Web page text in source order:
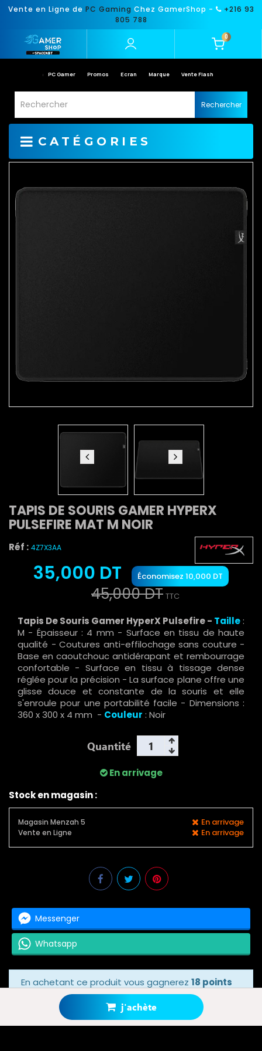
Vente en Ligne de PC Gaming Chez GamerShop -
+216 93
805 788
0
PC Gamer Promos Ecran Marque Vente Flash
Rechercher
CATÉGORIES
TAPIS DE SOURIS GAMER HYPERX
PULSEFIRE MAT M NOIR
Réf : 4Z7X3AA
35,000 DT Économisez 10,000 DT
45,000 DT TTC
Tapis De Souris Gamer HyperX Pulsefire - Taille:
M - Épaisseur : 4 mm - Surface en tissu de haute
qualité - Coutures anti-effilochage sans couture -
Base en caoutchouc antidérapant et rembourrage
confortable - Surface en tissu à tissage dense
réglée pour la précision - La surface plane offre une
glisse douce et constante de la souris et elle
s'enroule pour une portabilité facile - Dimensions :
360 x 300 x 4 mm - Couleur : Noir
Quantité
j'achète
En arrivage
Stock en magasin :
Magasin Menzah 5 En arrivage
Vente en Ligne En arrivage
Messenger
Whatsapp
En achetant ce produit vous gagnerez 18 points
grâce à notre programme de fidélité.
Votre panier totalisera18 points bonus